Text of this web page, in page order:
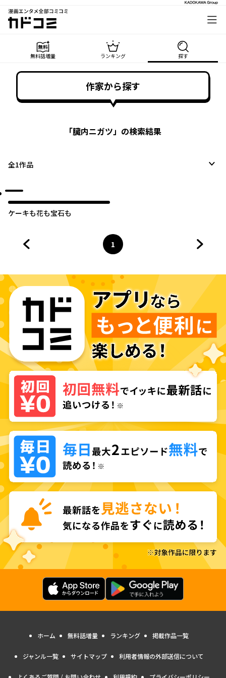
漫画エンタメ全部コミコミ
カドコミ
無料話増量 ランキング 探す
作家から探す
「臓内ニガツ」の検索結果
全1作品
ケーキも花も宝石も
ページ
1
へ
ホーム 無料話増量 ランキング 掲載作品一覧
ジャンル一覧 サイトマップ 利用者情報の外部送信について